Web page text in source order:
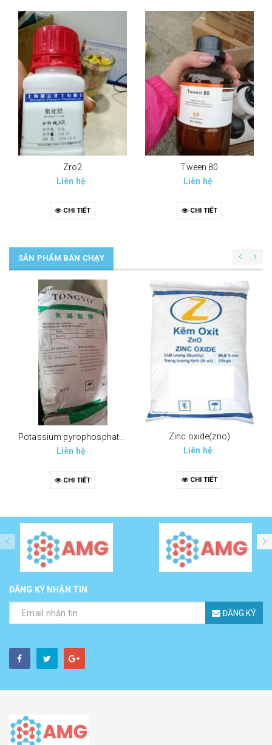
Zro2
Liên hệ
CHI TIẾT
Tween 80
Liên hệ
CHI TIẾT
SẢN PHẨM BÁN CHẠY
Potassium pyrophosphate (tppp) (k4p2o7)
Liên hệ
CHI TIẾT
Zinc oxide(zno)
Liên hệ
CHI TIẾT
ĐĂNG KÝ NHẬN TIN
ĐĂNG KÝ